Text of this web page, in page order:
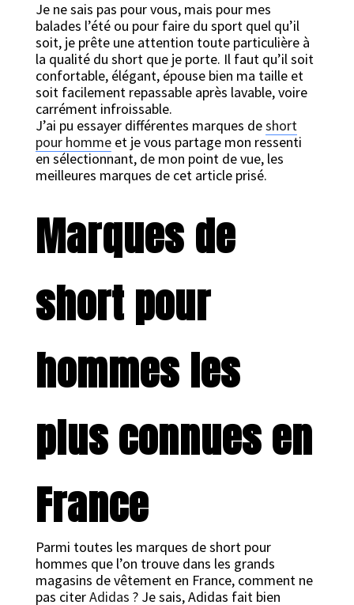
Je ne sais pas pour vous, mais pour mes
balades l’été ou pour faire du sport quel qu’il
soit, je prête une attention toute particulière à
la qualité du short que je porte. Il faut qu’il soit
confortable, élégant, épouse bien ma taille et
soit facilement repassable après lavable, voire
carrément infroissable.
J’ai pu essayer différentes marques deshort
pour hommeet je vous partage mon ressenti
en sélectionnant, de mon point de vue, les
meilleures marques de cet article prisé.
Marques de
short pour
hommes les
plus connues en
France
Parmi toutes les marques de short pour
hommes que l’on trouve dans les grands
magasins de vêtement en France, comment ne
pas citerAdidas ? Je sais, Adidas fait bien